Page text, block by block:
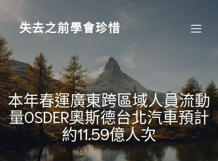
content
失去之前學會珍惜
本年春運廣東跨區域人員流動
量OSDER奧斯德台北汽車預計
約11.59億人次